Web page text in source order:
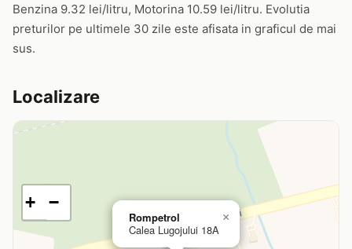
Benzina 9.32 lei/litru, Motorina 10.59 lei/litru. Evolutia
preturilor pe ultimele 30 zile este afisata in graficul de mai
sus.
Localizare
Rompetrol
Calea Lugojului 18A
×
+ −